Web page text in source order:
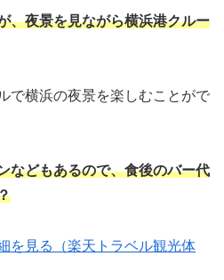
、夜景を見ながら横浜港クルー
で横浜の夜景を楽しむことがで
などもあるので、食後のバー代
を見る（楽天トラベル観光体